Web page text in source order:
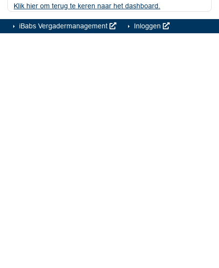
Klik hier om terug te keren naar het dashboard.
iBabs Vergadermanagement Inloggen